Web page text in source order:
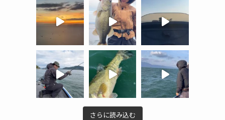
さらに読み込む